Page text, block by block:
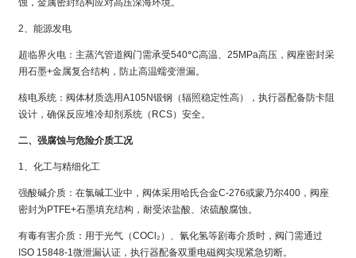
2、能源发电
超临界火电：主蒸汽管道阀门需承受540℃高温、25MPa高压，阀座密封采
用石墨+金属复合结构，防止高温蠕变泄漏。
核电系统：阀体材质选用A105N锻钢（辐照稳定性高），执行器配备防卡阻
设计，确保反应堆冷却剂系统（RCS）安全。
二、强腐蚀与危险介质工况
1、化工与精细化工
强酸碱介质：在氯碱工业中，阀体采用哈氏合金C-276或蒙乃尔400，阀座
密封为PTFE+石墨填充结构，耐受浓盐酸、浓硫酸腐蚀。
有毒有害介质：用于光气（COCl₂）、氰化氢等剧毒介质时，阀门需通过
ISO 15848-1微泄漏认证，执行器配备双重电磁阀实现紧急切断。